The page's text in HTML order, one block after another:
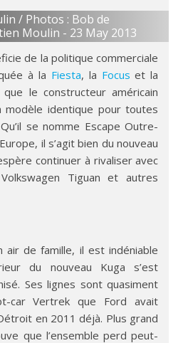
/ Photos : Bob de
Moulin - 23 May 2013
de la politique commerciale
à la Fiesta, la Focus et la
le constructeur américain
modèle identique pour toutes
se nomme Escape Outre-
il s’agit bien du nouveau
continuer à rivaliser avec
Tiguan et autres
air de famille, il est indéniable
du nouveau Kuga s’est
Ses lignes sont quasiment
car Vertrek que Ford avait
en 2011 déjà. Plus grand
que l’ensemble perd peut-